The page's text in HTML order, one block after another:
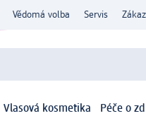
Vědomá volba Servis
Vlasová kosmetika Péče o